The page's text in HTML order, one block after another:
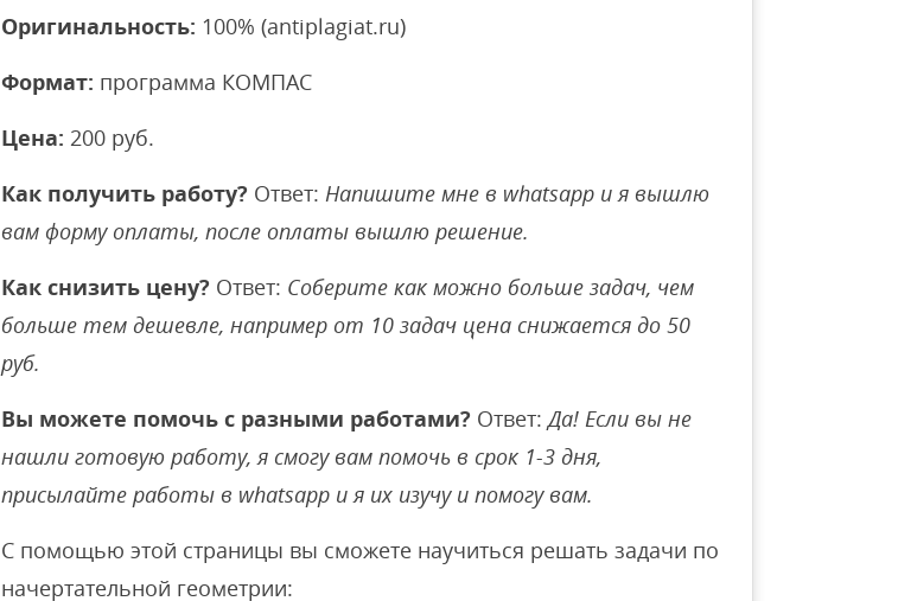
Оригинальность: 100% (antiplagiat.ru)
Формат: программа КОМПАС
Цена: 200 руб.
Как получить работу? Ответ: Напишите мне в whatsapp и я вышлю
вам форму оплаты, после оплаты вышлю решение.
Как снизить цену? Ответ: Соберите как можно больше задач, чем
больше тем дешевле, например от 10 задач цена снижается до 50
руб.
Вы можете помочь с разными работами? Ответ:Да! Если вы не
нашли готовую работу, я смогу вам помочь в срок 1-3 дня,
присылайте работы в whatsapp и я их изучу и помогу вам.
С помощью этой страницы вы сможете научиться решать задачи по
начертательной геометрии: